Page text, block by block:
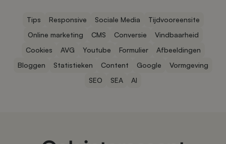
Tips Responsive Sociale Media
Tijdvooreensite
Online marketing
CMS Conversie
Vindbaarheid
Cookies
AVG Youtube Formulier
Afbeeldingen
Bloggen
Statistieken Content Google
Vormgeving
SEO
SEA AI